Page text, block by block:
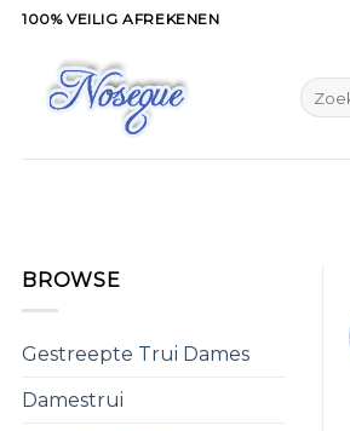
100% VEILIG AFREKENEN
Zoeken
naar:
BROWSE
Gestreepte Trui Dames
Damestrui